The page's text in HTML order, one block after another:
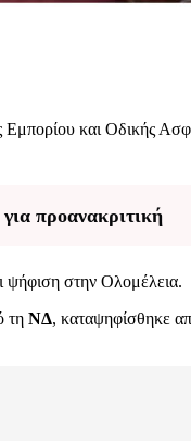
και Οδικής
προανακριτική
ψήφιση στην Ολομέλεια.
τη ΝΔ, καταψηφίσθηκε